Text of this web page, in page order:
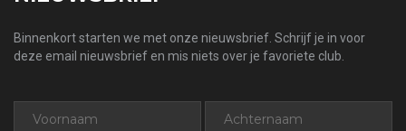
Binnenkort starten we met onze nieuwsbrief. Schrijf je in voor
deze email nieuwsbrief en mis niets over je favoriete club.